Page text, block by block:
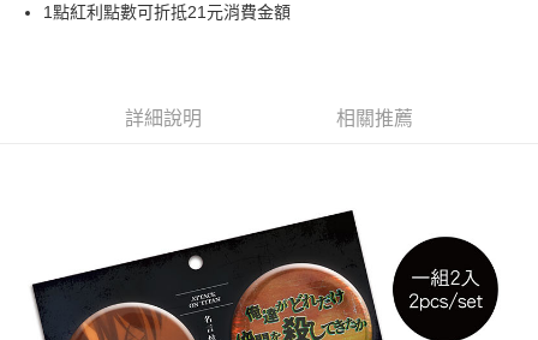
悠遊付
每筆NT$65，滿NT$1,300(含以上)免運費
付款後全家取貨
1點紅利點數可折抵21元消費金額
詳細說明 相關推薦